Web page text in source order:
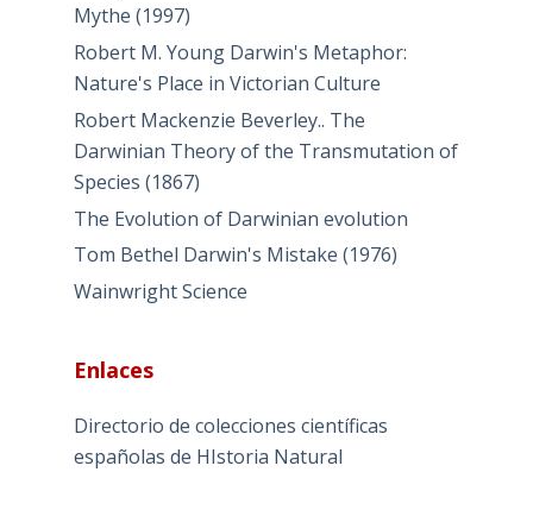
Mythe (1997)
Robert M. Young Darwin's Metaphor:
Nature's Place in Victorian Culture
Robert Mackenzie Beverley.. The
Darwinian Theory of the Transmutation of
Species (1867)
The Evolution of Darwinian evolution
Tom Bethel Darwin's Mistake (1976)
Wainwright Science
Enlaces
Directorio de colecciones científicas
españolas de HIstoria Natural